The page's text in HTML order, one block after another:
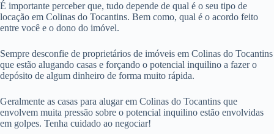
É importante perceber que, tudo depende de qual é o seu tipo de
locação em Colinas do Tocantins. Bem como, qual é o acordo feito
entre você e o dono do imóvel.
Sempre desconfie de proprietários de imóveis em Colinas do Tocantins
que estão alugando casas e forçando o potencial inquilino a fazer o
depósito de algum dinheiro de forma muito rápida.
Geralmente as casas para alugar em Colinas do Tocantins que
envolvem muita pressão sobre o potencial inquilino estão envolvidas
em golpes. Tenha cuidado ao negociar!